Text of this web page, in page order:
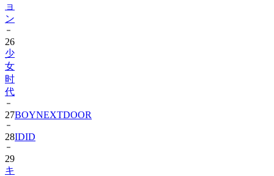
ョ
ン
26
少
女
时
代
27BOYNEXTDOOR
28IDID
29
キ